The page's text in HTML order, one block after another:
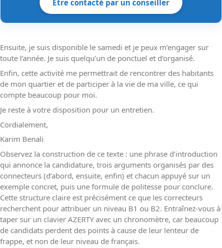
Être contacté par un conseiller
Ensuite, je suis disponible le samedi et je peux m’engager sur
toute l’année. Je suis quelqu’un de ponctuel et d’organisé.
Enfin, cette activité me permettrait de rencontrer des habitants
de mon quartier et de participer à la vie de ma ville, ce qui
compte beaucoup pour moi.
Je reste à votre disposition pour un entretien.
Cordialement,
Karim Benali
Observez la construction de ce texte : une phrase d’introduction
qui annonce la candidature, trois arguments organisés par des
connecteurs (d’abord, ensuite, enfin) et chacun appuyé sur un
exemple concret, puis une formule de politesse pour conclure.
Cette structure claire est précisément ce que les correcteurs
recherchent pour attribuer un niveau B1 ou B2. Entraînez-vous à
taper sur un clavier AZERTY avec un chronomètre, car beaucoup
de candidats perdent des points à cause de leur lenteur de
frappe, et non de leur niveau de français.